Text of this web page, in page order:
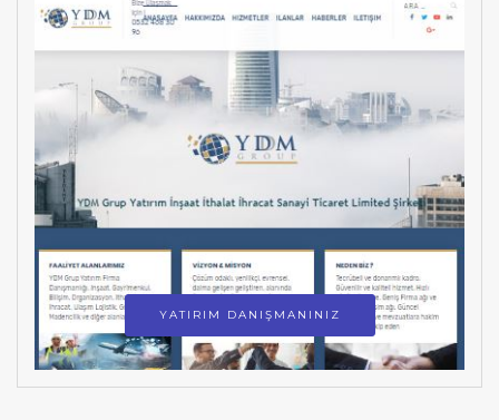
YATIRIM DANIŞMANINIZ